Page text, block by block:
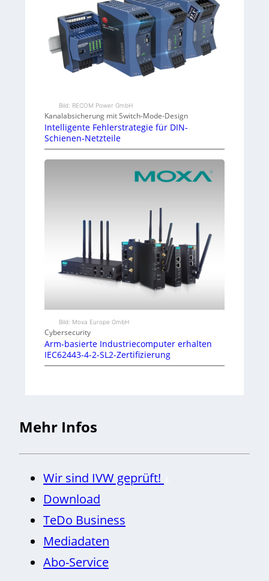
Bild: RECOM Power GmbH
Kanalabsicherung mit Switch-Mode-Design
Intelligente Fehlerstrategie für DIN-
Schienen-Netzteile
Bild: Moxa Europe GmbH
Cybersecurity
Arm-basierte Industriecomputer erhalten
IEC62443-4-2-SL2-Zertifizierung
Mehr Infos
Wir sind IVW geprüft!
Download
TeDo Business
Mediadaten
Abo-Service